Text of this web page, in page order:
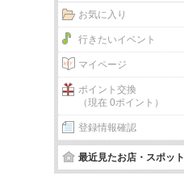
お気に入り
行きたいイベント
マイページ
ポイント交換
（現在 0ポイント）
登録情報確認
最近見たお店・スポット